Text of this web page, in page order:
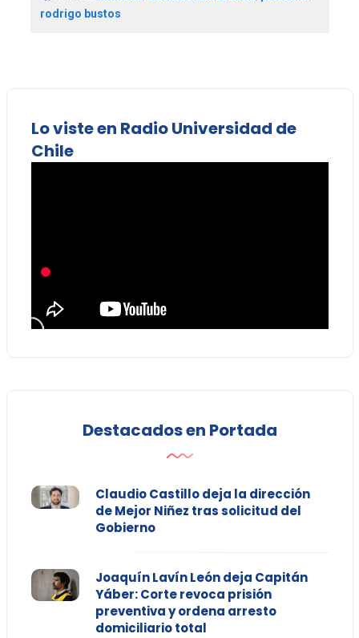
rodrigo bustos
Lo viste en Radio Universidad de
Chile
Destacados en Portada
Claudio Castillo deja la dirección
de Mejor Niñez tras solicitud del
Gobierno
Joaquín Lavín León deja Capitán
Yáber: Corte revoca prisión
preventiva y ordena arresto
domiciliario total